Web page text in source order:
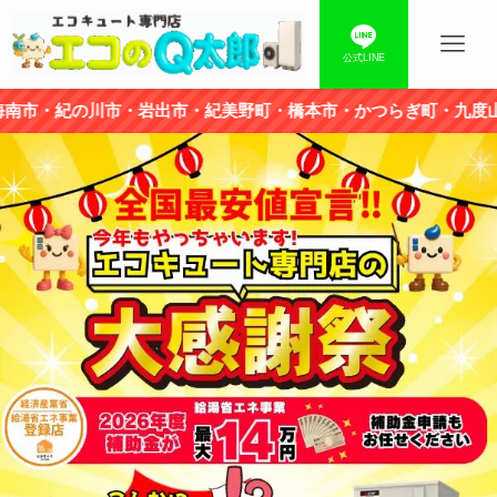
公式LINE
市・紀美野町・橋本市・かつらぎ町・九度山町・高野町、さ